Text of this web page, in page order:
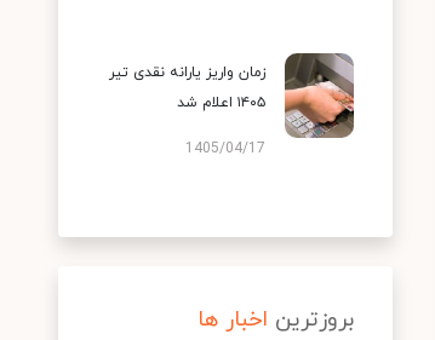
زمان واریز یارانه نقدی تیر
۱۴۰۵ اعلام شد
1405/04/17
بروزترین اخبار ها